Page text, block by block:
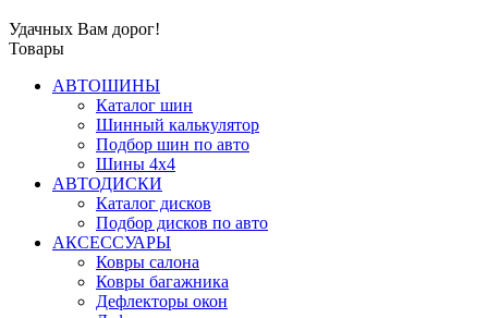
Удачных Вам дорог!
Товары
АВТОШИНЫ
Каталог шин
Шинный калькулятор
Подбор шин по авто
Шины 4x4
АВТОДИСКИ
Каталог дисков
Подбор дисков по авто
АКСЕССУАРЫ
Ковры салона
Ковры багажника
Дефлекторы окон